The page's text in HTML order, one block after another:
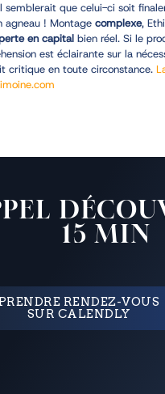
semblerait que celui-ci soit
agneau ! Montage complexe,
en capital bien réel. Si le
est éclairante sur la
critique en toute circonstance.
15 MIN
PRENDRE RENDEZ-VOUS
SUR CALENDLY